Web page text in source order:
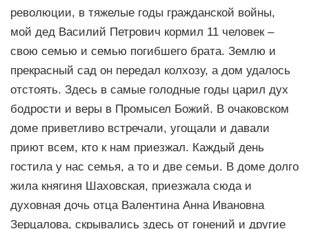
революции, в тяжелые годы гражданской войны,
мой дед Василий Петрович кормил 11 человек –
свою семью и семью погибшего брата. Землю и
прекрасный сад он передал колхозу, а дом удалось
отстоять. Здесь в самые голодные годы царил дух
бодрости и веры в Промысел Божий. В очаковском
доме приветливо встречали, угощали и давали
приют всем, кто к нам приезжал. Каждый день
гостила у нас семья, а то и две семьи. В доме долго
жила княгиня Шаховская, приезжала сюда и
духовная дочь отца Валентина Анна Ивановна
Зерцалова, скрывались здесь от гонений и другие